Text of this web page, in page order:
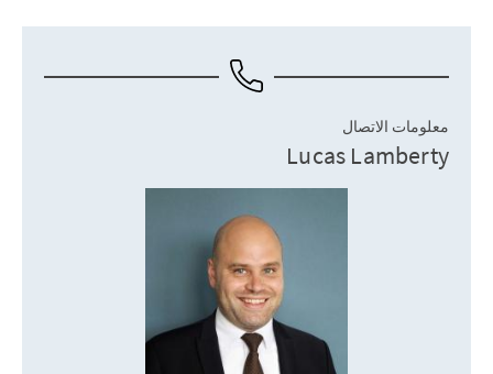
معلومات الاتصال
Lucas Lamberty